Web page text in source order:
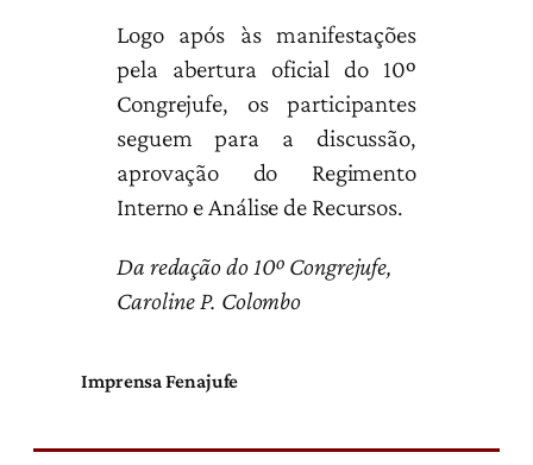
Logo após às manifestações
pela abertura oficial do 10º
Congrejufe, os participantes
seguem para a discussão,
aprovação do Regimento
Interno e Análise de Recursos.
Da redação do 10º Congrejufe,
Caroline P. Colombo
Imprensa Fenajufe